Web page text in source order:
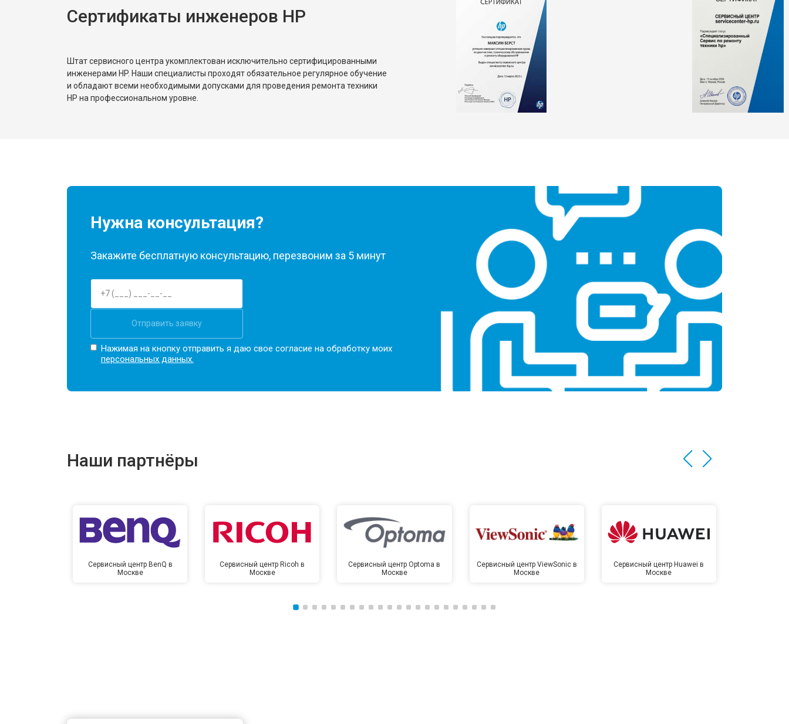
Сертификаты инженеров HP
Штат сервисного центра укомплектован исключительно сертифицированными
инженерами HP. Наши специалисты проходят обязательное регулярное обучение
и обладают всеми необходимыми допусками для проведения ремонта техники
HP на профессиональном уровне.
Нужна консультация?
Закажите бесплатную консультацию, перезвоним за 5 минут
Отправить заявку
Нажимая на кнопку отправить я даю свое согласие на обработку моих
персональных данных.
Наши партнёры
Сервисный центр BenQ в
Москве
Сервисный центр Ricoh в
Москве
Сервисный центр Optoma в
Москве
Сервисный центр ViewSonic в
Москве
Сервисный центр Huawei в
Москве